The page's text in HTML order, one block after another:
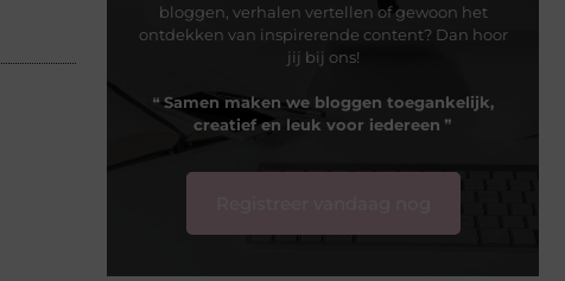
bloggen, verhalen vertellen of gewoon het
ontdekken van inspirerende content? Dan hoor
jij bij ons!
❝ Samen maken we bloggen toegankelijk,
creatief en leuk voor iedereen ❞